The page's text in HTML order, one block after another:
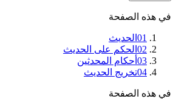
في هذه الصفحة
01 الحديث
02 الحكم على الحديث
03 أحكام المحدثين
04تخريج الحديث
في هذه الصفحة